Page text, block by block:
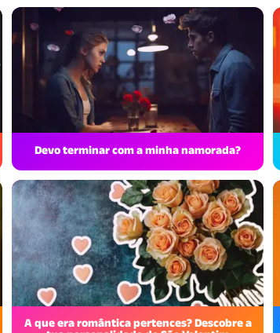
Devo terminar com a minha namorada?
A que era romântica pertences? Descobre a